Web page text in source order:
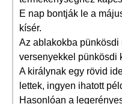
E nap bontják le a
kísér.
Az ablakokba pünkösdi
versenyekkel pünkösdi
A királynak egy rövid
lettek, ingyen ihatott
Hasonlóan a